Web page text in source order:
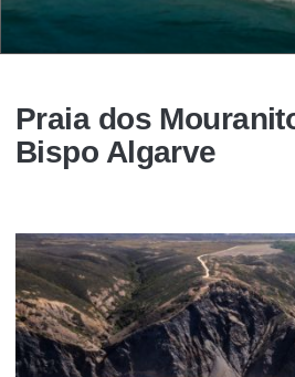
Praia dos
Bispo Algarve